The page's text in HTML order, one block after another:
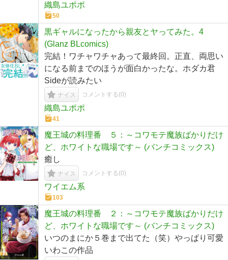
織島ユポポ
50
黒ギャルになったから親友とヤってみた。4
(Glanz BLcomics)
完結！ワチャワチャあって最終回。正直、両思い
になる前までのほうが面白かったな。ホダカ君
Sideが読みたい
ナイス コメントする(0)
織島ユポポ
41
魔王城の料理番 ５：～コワモテ魔族ばかりだけ
ど、ホワイトな職場です～ (バンチコミックス)
癒し
ナイス コメントする(0)
ワイエム系
103
魔王城の料理番 ２：～コワモテ魔族ばかりだけ
ど、ホワイトな職場です～ (バンチコミックス)
いつのまにか５巻まで出てた（笑）やっぱり可愛
いわこの作品